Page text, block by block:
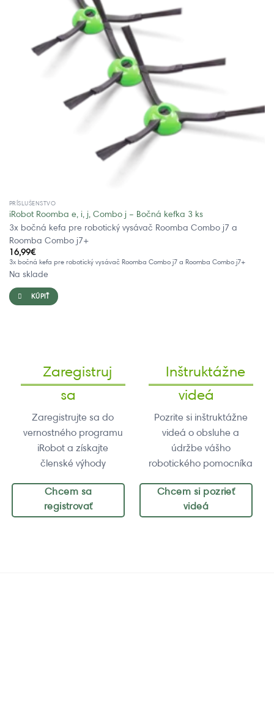
PRÍSLUŠENSTVO
iRobot Roomba e, i, j, Combo j – Bočná kefka 3 ks
3x bočná kefa pre robotický vysávač Roomba Combo j7 a
Roomba Combo j7+
16,99€
3x bočná kefa pre robotický vysávač Roomba Combo j7 a Roomba Combo j7+
Na sklade
KÚPIŤ
Zaregistruj
sa
Zaregistrujte sa do
vernostného programu
iRobot a získajte
členské výhody
Chcem sa
registrovať
Inštruktážne
videá
Pozrite si inštruktážne
videá o obsluhe a
údržbe vášho
robotického pomocníka
Chcem si pozrieť
videá